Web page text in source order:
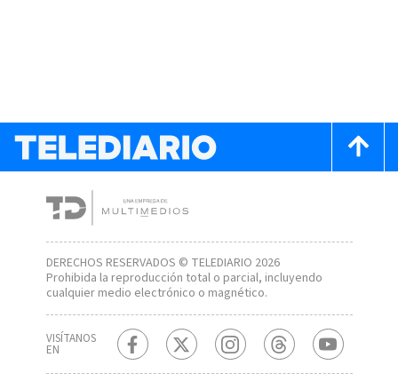
DERECHOS RESERVADOS © TELEDIARIO 2026
Prohibida la reproducción total o parcial, incluyendo
cualquier medio electrónico o magnético.
VISÍTANOS
EN